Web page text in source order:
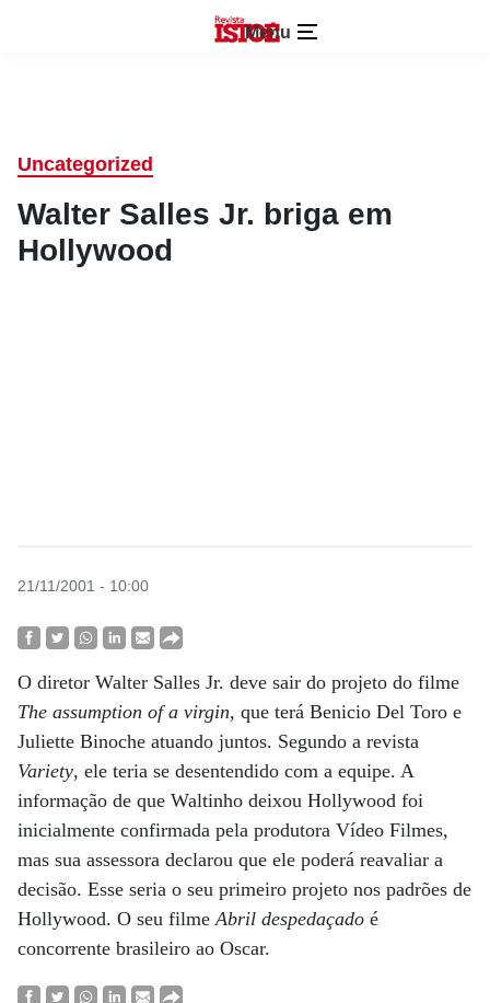
Menu
Uncategorized
Walter Salles Jr. briga em
Hollywood
21/11/2001 - 10:00
O diretor Walter Salles Jr. deve sair do projeto do filme
The assumption of a virgin, que terá Benicio Del Toro e
Juliette Binoche atuando juntos. Segundo a revista
Variety, ele teria se desentendido com a equipe. A
informação de que Waltinho deixou Hollywood foi
inicialmente confirmada pela produtora Vídeo Filmes,
mas sua assessora declarou que ele poderá reavaliar a
decisão. Esse seria o seu primeiro projeto nos padrões de
Hollywood. O seu filmeAbril despedaçado é
concorrente brasileiro ao Oscar.